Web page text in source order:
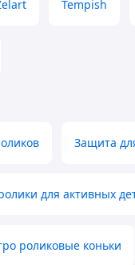
Tempish
Защита
для активных
роликовые коньки